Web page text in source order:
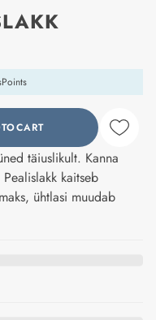
täiuslikult. Kanna
kaitseb
ühtlasi muudab